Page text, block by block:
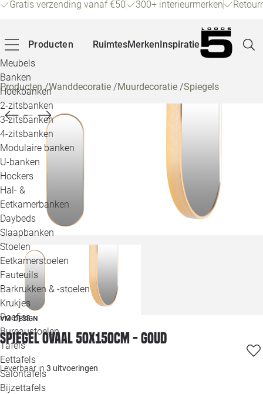
Gratis verzending vanaf €50 300+ interieurmerken
Producten
Meubels
Banken
Hoekbanken
2-zitsbanken
3-zitsbanken
4-zitsbanken
Modulaire banken
U-banken
Hockers
Hal- &
Eetkamerbanken
Daybeds
Slaapbanken
Stoelen
Eetkamerstoelen
Fauteuils
Barkrukken & -stoelen
Krukjes
Poefjes
Bureaustoelen
Tafels
Eettafels
Salontafels
Bijzettafels
RuimtesMerkenInspiratie
Producten/Wanddecoratie /Muurdecoratie /Spiegels
VM-DESIGN
Spiegel ovaal 50x150cm - goud
Leverbaar in 3 uitvoeringen